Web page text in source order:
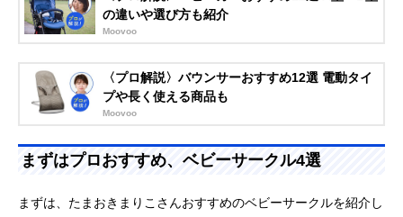
の違いや選び方も紹介
Moovoo
〈プロ解説〉バウンサーおすすめ12選 電動タイ
プや長く使える商品も
Moovoo
まずはプロおすすめ、ベビーサークル4選
まずは、たまおきまりこさんおすすめのベビーサークルを紹介し